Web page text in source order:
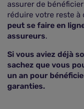
assurer de
réduire votre reste à
peut se faire en
assureurs.
Si vous aviez déjà
sachez que vous
un an pour
garanties.